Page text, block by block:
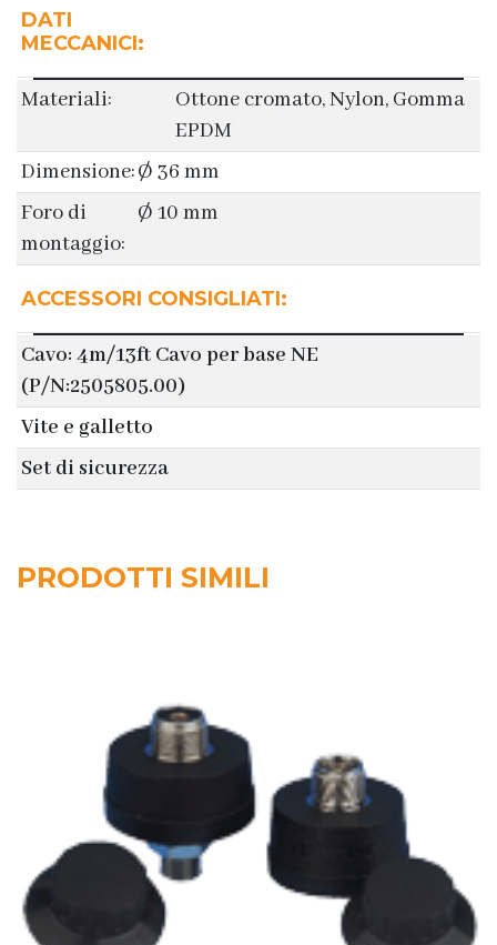
DATI
MECCANICI:
Materiali:
Ottone cromato, Nylon, Gomma
EPDM
Dimensione:Ø 36 mm
Foro di
montaggio:
Ø 10 mm
ACCESSORI CONSIGLIATI:
Cavo: 4m/13ft Cavo per base NE
(P/N:2505805.00)
Vite e galletto
Set di sicurezza
PRODOTTI SIMILI